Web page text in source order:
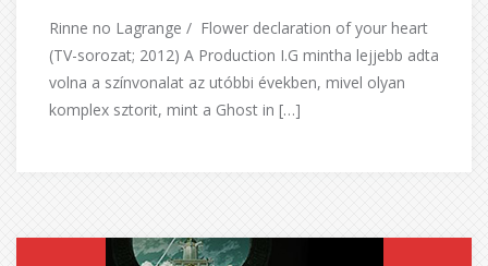
Rinne no Lagrange / Flower declaration of your heart
(TV-sorozat; 2012) A Production I.G mintha lejjebb adta
volna a színvonalat az utóbbi években, mivel olyan
komplex sztorit, mint a Ghost in […]